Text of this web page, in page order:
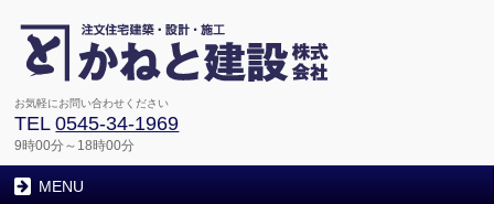
お気軽にお問い合わせください
TEL0545-34-1969
9時00分～18時00分
MENU